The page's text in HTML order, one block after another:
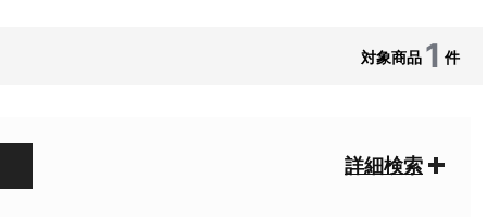
対象商品 1 件
詳細検索